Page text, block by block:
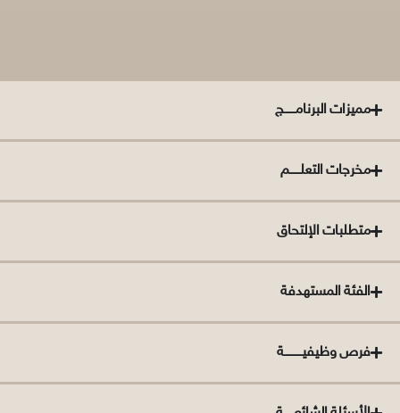
مميزات البرنامــــــج
مخرجات التعلــــــم
متطلبات الإلتحاق
الفئة المستهدفة
فرص وظيفيــــــــــة